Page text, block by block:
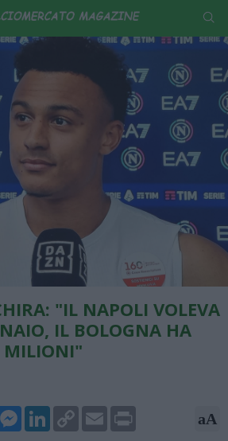
"IL NAPOLI VOLEVA
IL BOLOGNA HA
MILIONI"
MessengerLinkedInCopy
Link
Email aA